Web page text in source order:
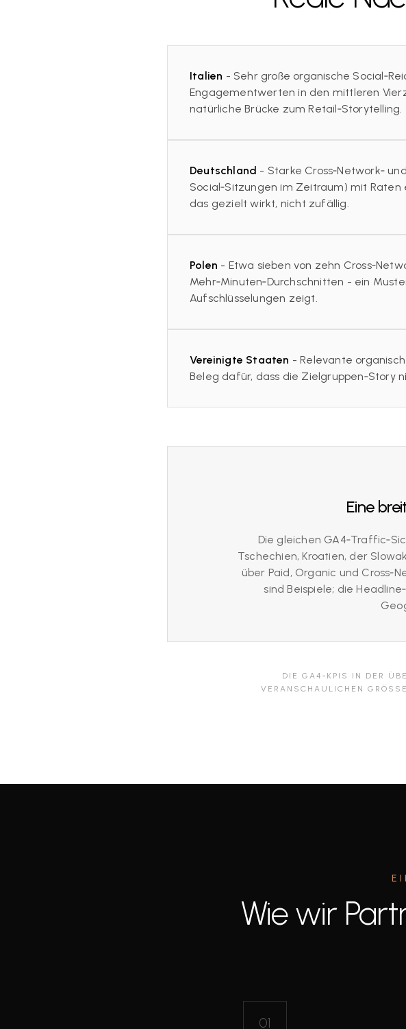
Italien - Sehr große organische
Engagementwerten in den mittleren
natürliche Brücke zum Retail‑Storytelling.
Deutschland - Starke Cross‑Network‑
Social‑Sitzungen im Zeitraum) mit
das gezielt wirkt, nicht zufällig.
Polen - Etwa sieben von zehn
Mehr‑Minuten‑Durchschnitten - ein
Aufschlüsselungen zeigt.
Vereinigte Staaten - Relevante
Beleg dafür, dass die Zielgruppen‑Story
Eine
Die gleichen
Tschechien, Kroatien, der
über Paid, Organic und
sind Beispiele; die
DIE GA4‑KPIS IN DER
VERANSCHAULICHEN
Wie wir
01